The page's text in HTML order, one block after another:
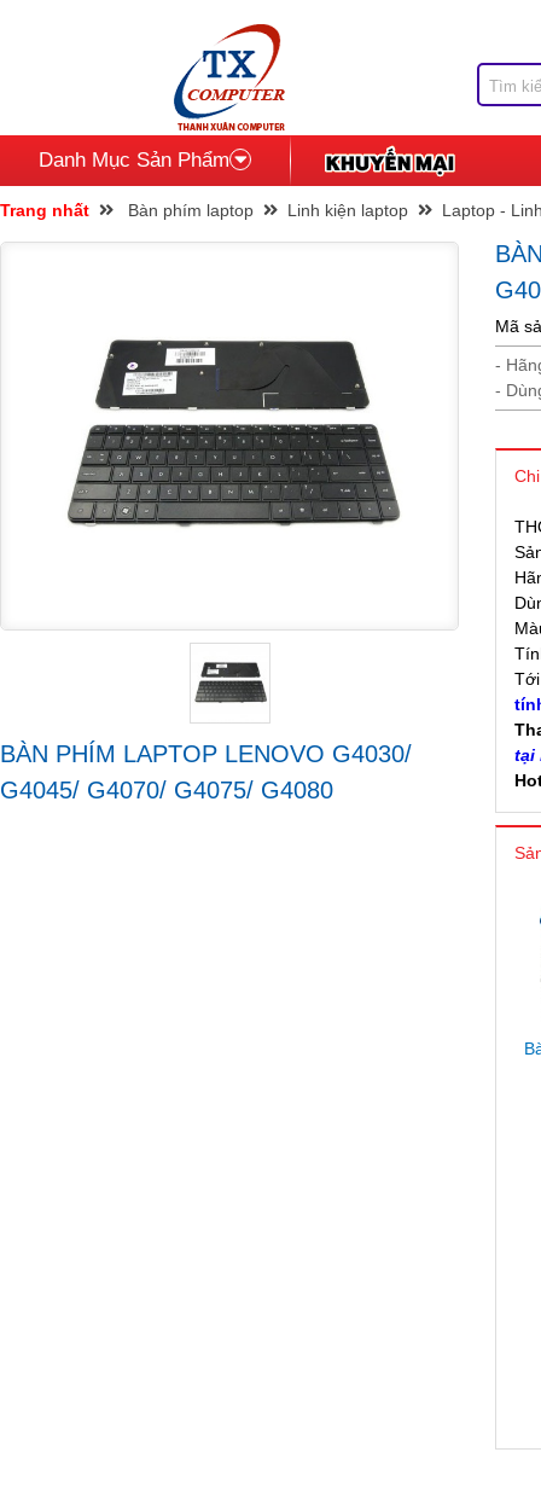
Danh Mục Sản Phẩm
Trang nhất Bàn phím laptop Linh kiện laptop Laptop -
BÀN PHÍM LAPTOP LENOVO G4030/
G4045/ G4070/ G4075/ G4080
Mã
-
-
tại